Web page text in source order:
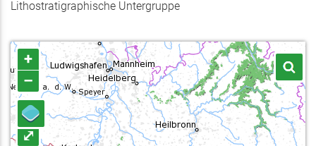
Lithostratigraphische Untergruppe
+
–
⤢